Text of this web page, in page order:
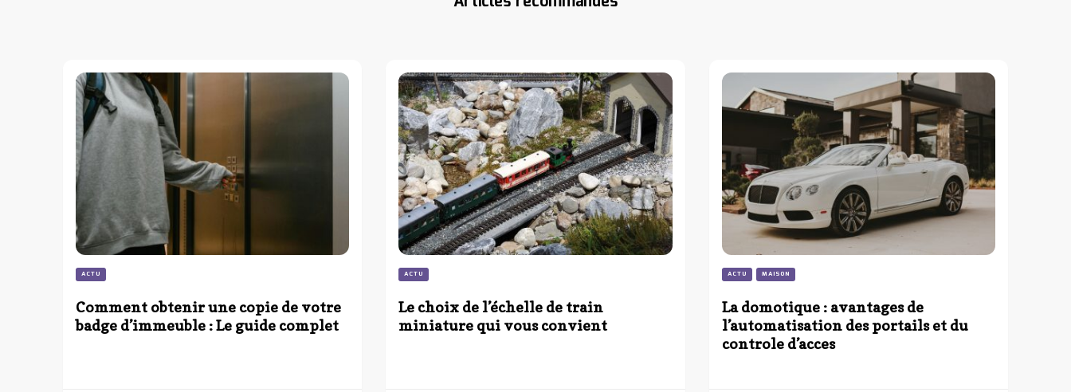
ACTU
Comment obtenir une copie de votre
badge d’immeuble : Le guide complet
ACTU
Le choix de l’échelle de train
miniature qui vous convient
ACTU MAISON
La domotique : avantages de
l’automatisation des portails et du
controle d’acces